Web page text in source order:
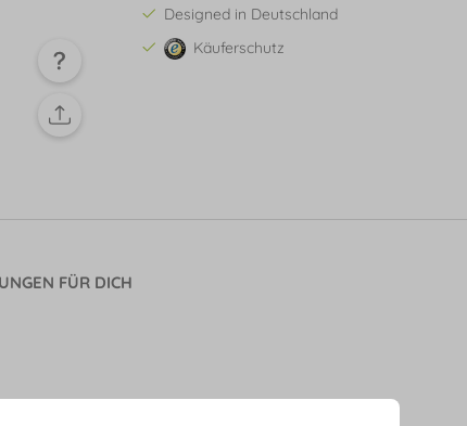
Designed in Deutschland
Käuferschutz
FÜR DICH